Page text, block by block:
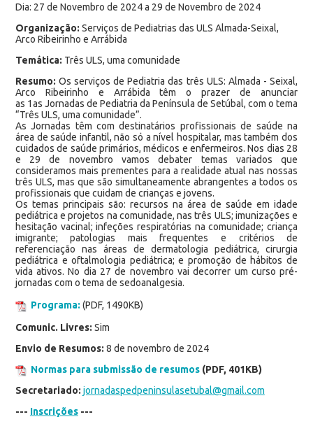
Dia: 27 de Novembro de 2024 a 29 de Novembro de 2024
Organização: Serviços de Pediatrias das ULS Almada-Seixal,
Arco Ribeirinho e Arrábida
Temática: Três ULS, uma comunidade
Resumo: Os serviços de Pediatria das três ULS: Almada - Seixal,
Arco Ribeirinho e Arrábida têm o prazer de anunciar
as 1as Jornadas de Pediatria da Península de Setúbal, com o tema
“Três ULS, uma comunidade”.
As Jornadas têm com destinatários profissionais de saúde na
área de saúde infantil, não só a nível hospitalar, mas também dos
cuidados de saúde primários, médicos e enfermeiros. Nos dias 28
e 29 de novembro vamos debater temas variados que
consideramos mais prementes para a realidade atual nas nossas
três ULS, mas que são simultaneamente abrangentes a todos os
profissionais que cuidam de crianças e jovens.
Os temas principais são: recursos na área de saúde em idade
pediátrica e projetos na comunidade, nas três ULS; imunizações e
hesitação vacinal; infeções respiratórias na comunidade; criança
imigrante; patologias mais frequentes e critérios de
referenciação nas áreas de dermatologia pediátrica, cirurgia
pediátrica e oftalmologia pediátrica; e promoção de hábitos de
vida ativos. No dia 27 de novembro vai decorrer um curso pré-
jornadas com o tema de sedoanalgesia.
Programa: (PDF, 1490KB)
Comunic. Livres: Sim
Envio de Resumos: 8 de novembro de 2024
Normas para submissão de resumos (PDF, 401KB)
Secretariado: jornadaspedpeninsulasetubal@gmail.com
--- Inscrições---